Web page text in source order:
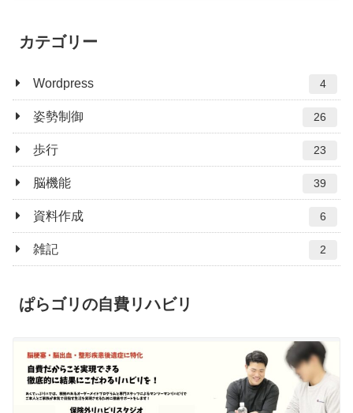
カテゴリー
Wordpress 4
姿勢制御 26
歩行 23
脳機能 39
資料作成 6
雑記 2
ぱらゴリの自費リハビリ